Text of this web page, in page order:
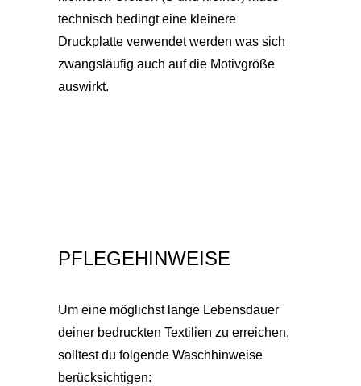
technisch bedingt eine kleinere
Druckplatte verwendet werden was sich
zwangsläufig auch auf die Motivgröße
auswirkt.
PFLEGEHINWEISE
Um eine möglichst lange Lebensdauer
deiner bedruckten Textilien zu erreichen,
solltest du folgende Waschhinweise
berücksichtigen: